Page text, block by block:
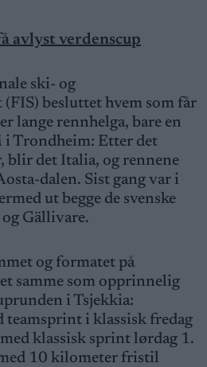
avlyst verdenscup
ski- og
besluttet hvem som får
lange rennhelga, bare en
i Trondheim: Etter det
blir det Italia, og rennene
dalen. Sist gang var i
ut begge de svenske
Gällivare.
og formatet på
samme som opprinnelig
i Tsjekkia:
teamsprint i klassisk fredag
klassisk sprint lørdag 1.
10 kilometer fristil